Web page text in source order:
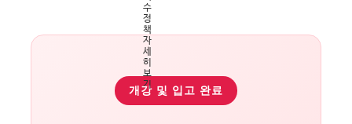
개강 및 입고 완료